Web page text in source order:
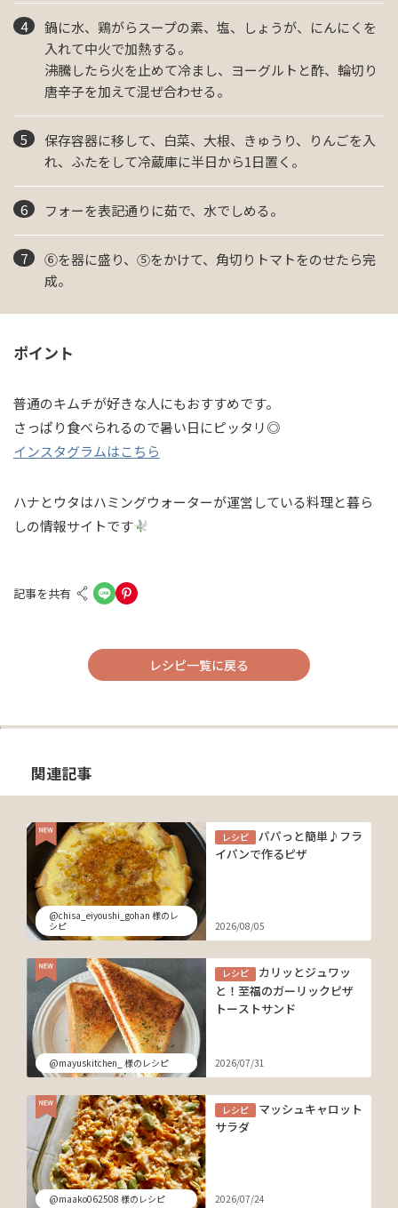
鍋に水、鶏がらスープの素、塩、しょうが、にんにくを
入れて中火で加熱する。
沸騰したら火を止めて冷まし、ヨーグルトと酢、輪切り
唐辛子を加えて混ぜ合わせる。
保存容器に移して、白菜、大根、きゅうり、りんごを入
れ、ふたをして冷蔵庫に半日から1日置く。
フォーを表記通りに茹で、水でしめる。
⑥を器に盛り、⑤をかけて、角切りトマトをのせたら完
成。
ポイント
普通のキムチが好きな人にもおすすめです。
さっぱり食べられるので暑い日にピッタリ◎
インスタグラムはこちら
ハナとウタはハミングウォーターが運営している料理と暮ら
しの情報サイトです
記事を共有
レシピ一覧に戻る
関連記事
@chisa_eiyoushi_gohan 様のレ
シピ
レシピ
パパっと簡単♪フラ
イパンで作るピザ
2026/08/05
@mayuskitchen_ 様のレシピ
レシピ
カリッとジュワッ
と！至福のガーリックピザ
トーストサンド
2026/07/31
@maako062508 様のレシピ
レシピ
マッシュキャロット
サラダ
2026/07/24